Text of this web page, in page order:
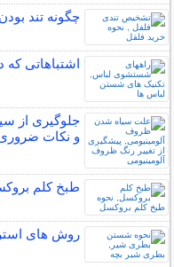
چگونه تند
اشتباهاتی
جلوگیری از
و نکات
طبخ کلم
روش های